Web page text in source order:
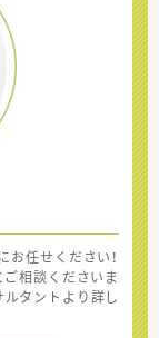
お任せください！
相談くださいま
ルタントより詳し